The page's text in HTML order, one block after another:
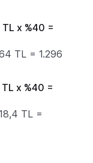
x %40 =
TL = 1.296
x %40 =
TL =